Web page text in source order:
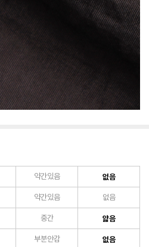
약간있음 없음
약간있음 없음
중간 얇음
부분안감 없음